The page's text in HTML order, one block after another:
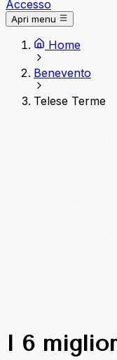
Accesso
Apri menu
Home
Benevento
Telese Terme
I 6